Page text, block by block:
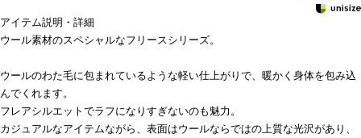
アイテム説明・詳細
ウール素材のスペシャルなフリースシリーズ。
ウールのわた毛に包まれているような軽い仕上がりで、暖かく身体を包み込
んでくれます。
フレアシルエットでラフになりすぎないのも魅力。
カジュアルなアイテムながら、表面はウールならではの上質な光沢があり、